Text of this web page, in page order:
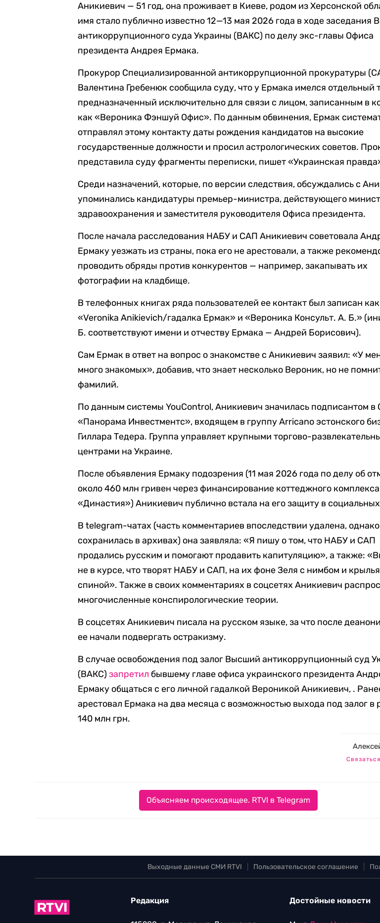
Аникиевич — 51 год, она проживает в Киеве, родом из Херсонской
имя стало публично известно 12—13 мая 2026 года в ходе заседания
антикоррупционного суда Украины (ВАКС) по делу экс-главы Офиса
президента Андрея Ермака.
Прокурор Специализированной антикоррупционной прокуратуры
Валентина Гребенюк сообщила суду, что у Ермака имелся отдельный
предназначенный исключительно для связи с лицом, записанным в
как «Вероника Фэншуй Офис». По данным обвинения, Ермак
отправлял этому контакту даты рождения кандидатов на высокие
государственные должности и просил астрологических советов.
представила суду фрагменты переписки, пишет «Украинская
Среди назначений, которые, по версии следствия, обсуждались с
упоминались кандидатуры премьер-министра, действующего
здравоохранения и заместителя руководителя Офиса президента.
После начала расследования НАБУ и САП Аникиевич советовала
Ермаку уезжать из страны, пока его не арестовали, а также
проводить обряды против конкурентов — например, закапывать их
фотографии на кладбище.
В телефонных книгах ряда пользователей ее контакт был записан как
«Veronika Anikievich/гадалка Ермак» и «Вероника Консульт. А. Б.»
Б. соответствуют имени и отчеству Ермака — Андрей Борисович).
Сам Ермак в ответ на вопрос о знакомстве с Аникиевич заявил: «У
много знакомых», добавив, что знает несколько Вероник, но не
фамилий.
По данным системы YouControl, Аникиевич значилась подписантом в
«Панорама Инвестментс», входящем в группу Arricano эстонского
Гиллара Тедера. Группа управляет крупными торгово-
центрами на Украине.
После объявления Ермаку подозрения (11 мая 2026 года по делу об
около 460 млн гривен через финансирование коттеджного комплекса
«Династия») Аникиевич публично встала на его защиту в
В telegram-чатах (часть комментариев впоследствии удалена, однако
сохранилась в архивах) она заявляла: «Я пишу о том, что НАБУ и САП
продались русским и помогают продавить капитуляцию», а также:
не в курсе, что творят НАБУ и САП, на их фоне Зеля с нимбом и
спиной». Также в своих комментариях в соцсетях Аникиевич
многочисленные конспирологические теории.
В соцсетях Аникиевич писала на русском языке, за что после
ее начали подвергать остракизму.
В случае освобождения под залог Высший антикоррупционный суд
(ВАКС)запретил бывшему главе офиса украинского президента
Ермаку общаться с его личной гадалкой Вероникой Аникиевич, .
арестовал Ермака на два месяца с возможностью выхода под залог в
140 млн грн.
Объясняем происходящее. RTVI в Telegram
Выходные данные СМИ RTVI Пользовательское соглашение
Редакция Достойные новости